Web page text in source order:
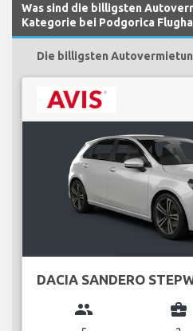
Was sind die billigsten
Kategorie bei Podgorica
Die billigsten
DACIA SANDERO
group business_center